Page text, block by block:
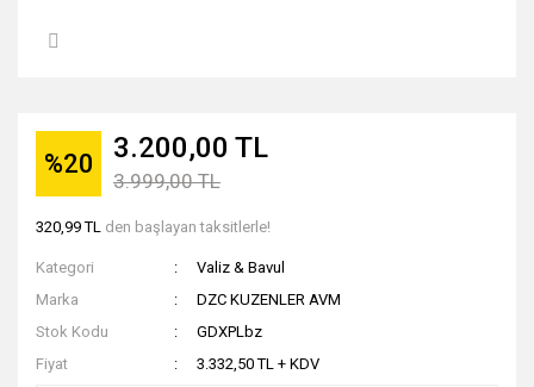
%20 3.200,00 TL
3.999,00 TL
320,99 TL den başlayan taksitlerle!
Kategori
Valiz & Bavul
Marka
DZC KUZENLER AVM
Stok Kodu
GDXPLbz
Fiyat
3.332,50 TL + KDV